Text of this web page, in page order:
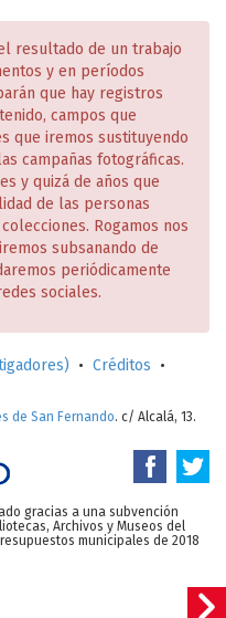
resultado de un trabajo
y en períodos
que hay registros
campos que
que iremos sustituyendo
campañas fotográficas.
y quizá de años que
de las personas
Rogamos nos
subsanando de
periódicamente
sociales.
• Créditos •
de San Fernando. c/ Alcalá, 13.
gracias a una subvención
Archivos y Museos del
municipales de 2018